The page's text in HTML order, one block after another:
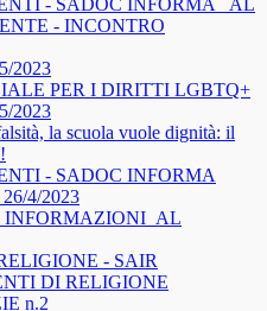
- SADOC INFORMA_ AL
- INCONTRO
2023
PER I DIRITTI LGBTQ+
2023
la scuola vuole dignità: il
- SADOC INFORMA
4/2023
INFORMAZIONI_AL
- SAIR
DI RELIGIONE
n.2